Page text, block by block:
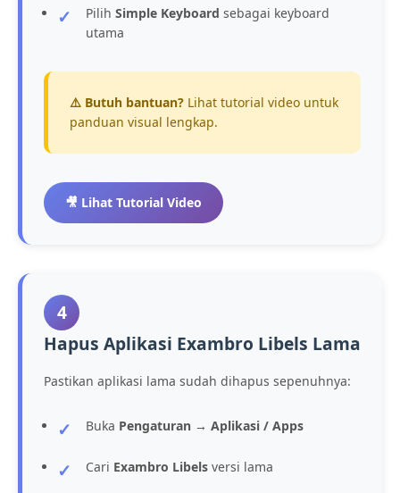
Pilih Simple Keyboard sebagai keyboard
utama
⚠️ Butuh bantuan? Lihat tutorial video untuk
panduan visual lengkap.
🎥 Lihat Tutorial Video
4
Hapus Aplikasi Exambro Libels Lama
Pastikan aplikasi lama sudah dihapus sepenuhnya:
Buka Pengaturan → Aplikasi / Apps
Cari Exambro Libels versi lama